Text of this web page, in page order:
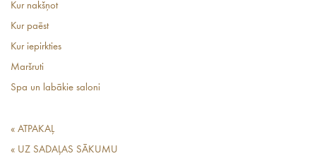
Kur nakšņot
Kur paēst
Kur iepirkties
Maršruti
Spa un labākie saloni
« ATPAKAĻ
« UZ SADAĻAS SĀKUMU